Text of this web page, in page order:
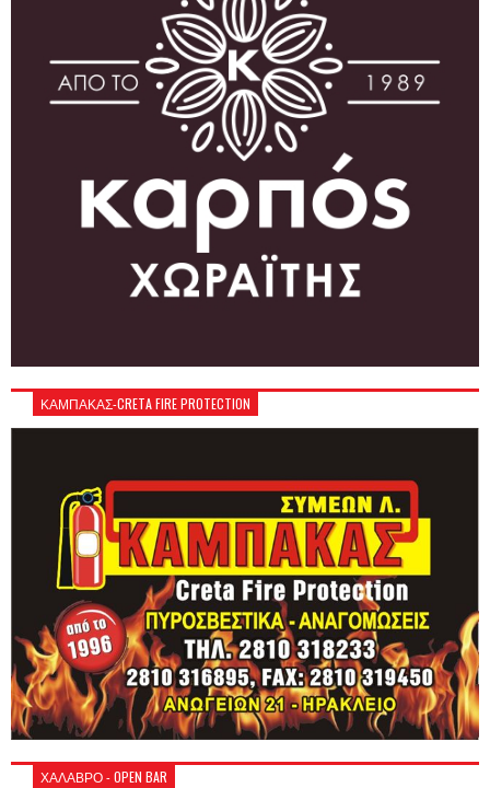
ΚΑΜΠΑΚΑΣ-CRETA FIRE PROTECTION
ΧΑΛΑΒΡΟ - OPEN BAR